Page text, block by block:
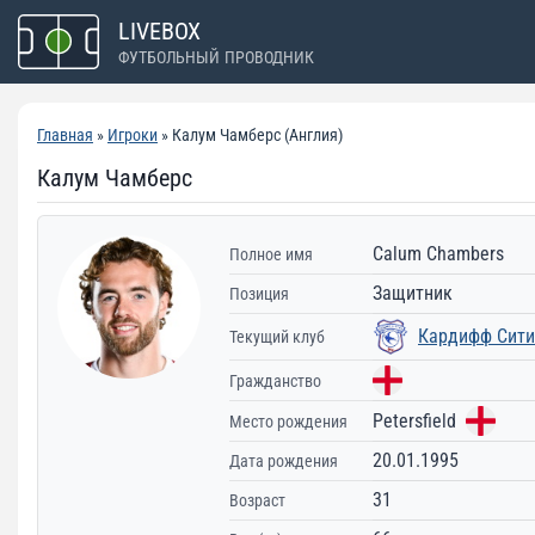
Перейти
содержимому
LIVEBOX
ФУТБОЛЬНЫЙ ПРОВОДНИК
Главная » Игроки » Калум Чамберс (Англия)
Калум Чамберс
Полное имя Calum Chambers
Позиция Защитник
Текущий клуб Кардифф Сити
Гражданство
Место рождения Petersfield
Дата рождения 20.01.1995
Возраст 31